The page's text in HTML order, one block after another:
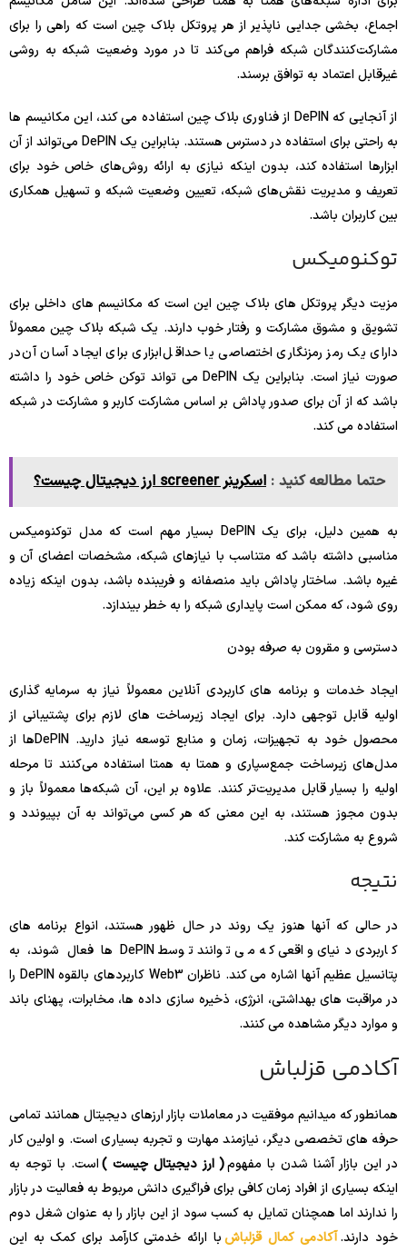
اجماع، بخشی جدایی ناپذیر از هر پروتکل بلاک چین است که راهی را برای
مشارکت‌کنندگان شبکه فراهم می‌کند تا در مورد وضعیت شبکه به روشی
غیرقابل اعتماد به توافق برسند.
از آنجایی که DePIN از فناوری بلاک چین استفاده می کند، این مکانیسم ها
به راحتی برای استفاده در دسترس هستند. بنابراین یک DePIN می‌تواند از آن
ابزارها استفاده کند، بدون اینکه نیازی به ارائه روش‌های خاص خود برای
تعریف و مدیریت نقش‌های شبکه، تعیین وضعیت شبکه و تسهیل همکاری
بین کاربران باشد.
توکنومیکس
مزیت دیگر پروتکل های بلاک چین این است که مکانیسم های داخلی برای
تشویق و مشوق مشارکت و رفتار خوب دارند. یک شبکه بلاک چین معمولاً
دارای یک رمز رمزنگاری اختصاصی یا حداقل ابزاری برای ایجاد آسان آن در
صورت نیاز است. بنابراین یک DePIN می تواند توکن خاص خود را داشته
باشد که از آن برای صدور پاداش بر اساس مشارکت کاربر و مشارکت در شبکه
استفاده می کند.
حتما مطالعه کنید : اسکرینر screener ارز دیجیتال چیست؟
به همین دلیل، برای یک DePIN بسیار مهم است که مدل توکنومیکس
مناسبی داشته باشد که متناسب با نیازهای شبکه، مشخصات اعضای آن و
غیره باشد. ساختار پاداش باید منصفانه و فریبنده باشد، بدون اینکه زیاده
روی شود، که ممکن است پایداری شبکه را به خطر بیندازد.
دسترسی و مقرون به صرفه بودن
ایجاد خدمات و برنامه های کاربردی آنلاین معمولاً نیاز به سرمایه گذاری
اولیه قابل توجهی دارد. برای ایجاد زیرساخت های لازم برای پشتیبانی از
محصول خود به تجهیزات، زمان و منابع توسعه نیاز دارید. DePINها از
مدل‌های زیرساخت جمع‌سپاری و همتا به همتا استفاده می‌کنند تا مرحله
اولیه را بسیار قابل مدیریت‌تر کنند. علاوه بر این، آن شبکه‌ها معمولاً باز و
بدون مجوز هستند، به این معنی که هر کسی می‌تواند به آن بپیوندد و
شروع به مشارکت کند.
نتیجه
در حالی که آنها هنوز یک روند در حال ظهور هستند، انواع برنامه های
کاربردی دنیای واقعی که می توانند توسط DePIN ها فعال شوند، به
پتانسیل عظیم آنها اشاره می کند. ناظران Web3 کاربردهای بالقوه DePIN را
در مراقبت های بهداشتی، انرژی، ذخیره سازی داده ها، مخابرات، پهنای باند
و موارد دیگر مشاهده می کنند.
آکادمی قزلباش
همانطور که میدانیم موفقیت در معاملات بازار ارزهای دیجیتال همانند تمامی
حرفه های تخصصی دیگر، نیازمند مهارت و تجربه بسیاری است. و اولین کار
در این بازار آشنا شدن با مفهوم( ارز دیجیتال چیست )است. با توجه به
اینکه بسیاری از افراد زمان کافی برای فراگیری دانش مربوط به فعالیت در بازار
را ندارند اما همچنان تمایل به کسب سود از این بازار را به عنوان شغل دوم
خود دارند.آکادمی کمال قزلباشبا ارائه خدمتی کارآمد برای کمک به این